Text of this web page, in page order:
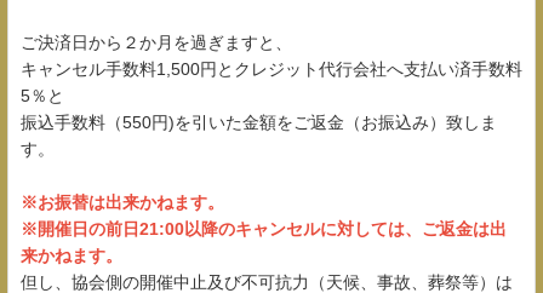
ご決済日から２か月を過ぎますと、
キャンセル手数料1,500円とクレジット代行会社へ支払い済手数料
5％と
振込手数料（550円)を引いた金額をご返金（お振込み）致しま
す。
※お振替は出来かねます。
※開催日の前日21:00以降のキャンセルに対しては、ご返金は出
来かねます。
但し、協会側の開催中止及び不可抗力（天候、事故、葬祭等）は